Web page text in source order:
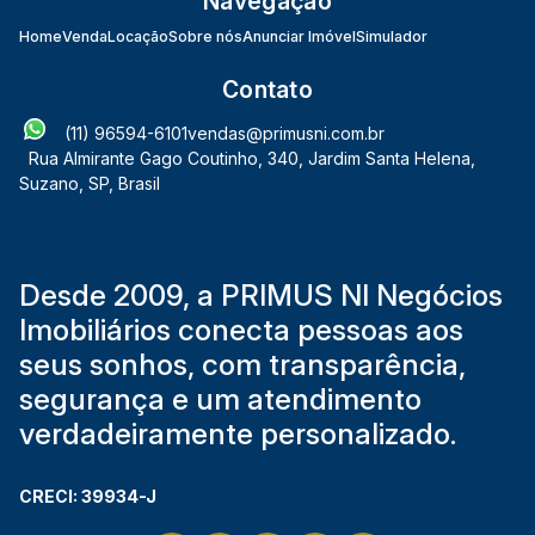
HomeVendaLocaçãoSobre nósAnunciar ImóvelSimulador
Contato
(11) 96594-6101vendas@primusni.com.br
Rua Almirante Gago Coutinho 340 Jardim Santa Helena
Suzano SP Brasil
Desde 2009, a PRIMUS NI Negócios
Imobiliários conecta pessoas aos
seus sonhos, com transparência,
segurança e um atendimento
verdadeiramente personalizado.
CRECI: 39934-J